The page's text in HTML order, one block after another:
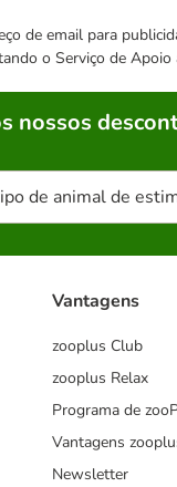
de email para
o Serviço de
nossos
de animal de
Vantagens
zooplus Club
zooplus Relax
Programa de
Vantagens
Newsletter